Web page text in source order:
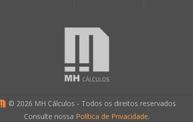
© 2026 MH Cálculos - Todos os direitos reservados
Consulte nossa Política de Privacidade.